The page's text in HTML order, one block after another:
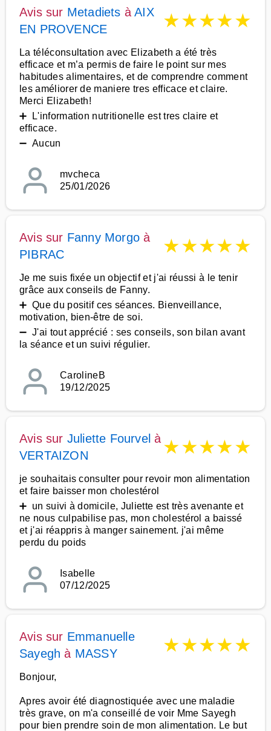
Avis sur Metadiets àAIX
EN PROVENCE
★★★★★
La téléconsultation avec Elizabeth a été très
efficace et m’a permis de faire le point sur mes
habitudes alimentaires, et de comprendre comment
les améliorer de maniere tres efficace et claire.
Merci Elizabeth!
➕ L'information nutritionelle est tres claire et
efficace.
➖ Aucun
mvcheca
25/01/2026
Avis sur Fanny Morgo à
PIBRAC
★★★★★
Je me suis fixée un objectif et j'ai réussi à le tenir
grâce aux conseils de Fanny.
➕ Que du positif ces séances. Bienveillance,
motivation, bien-être de soi.
➖ J'ai tout apprécié : ses conseils, son bilan avant
la séance et un suivi régulier.
CarolineB
19/12/2025
Avis sur Juliette Fourvel à
VERTAIZON
★★★★★
je souhaitais consulter pour revoir mon alimentation
et faire baisser mon cholestérol
➕ un suivi à domicile, Juliette est très avenante et
ne nous culpabilise pas, mon cholestérol a baissé
et j'ai réappris à manger sainement. j'ai même
perdu du poids
Isabelle
07/12/2025
Avis sur Emmanuelle
Sayegh à MASSY ★★★★★
Bonjour,
Apres avoir été diagnostiquée avec une maladie
très grave, on m'a conseillé de voir Mme Sayegh
pour bien prendre soin de mon alimentation. Le but